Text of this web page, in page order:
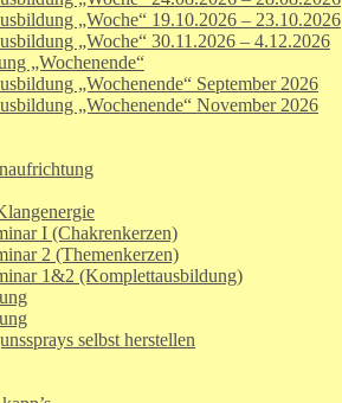
„Woche“ 19.10.2026 – 23.10.2026
„Woche“ 30.11.2026 – 4.12.2026
„Wochenende“
„Wochenende“ September 2026
„Wochenende“ November 2026
I (Chakrenkerzen)
2 (Themenkerzen)
1&2 (Komplettausbildung)
selbst herstellen